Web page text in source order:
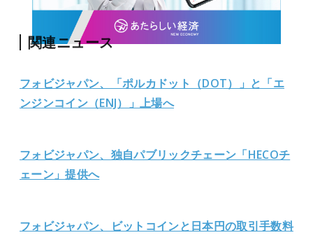
関連ニュース
フォビジャパン、「ポルカドット（DOT）」と「エ
ンジンコイン（ENJ）」上場へ
フォビジャパン、独自パブリックチェーン「HECOチ
ェーン」提供へ
フォビジャパン、ビットコインと日本円の取引手数料